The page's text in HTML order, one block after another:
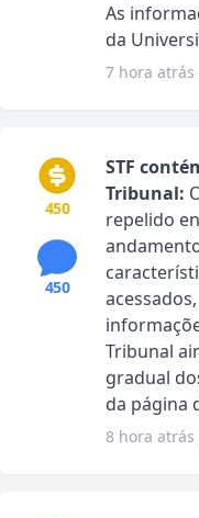
As
da
7 hora
450
450
STF
Tribunal:
repelido
Tribunal
gradual
da página
8 hora